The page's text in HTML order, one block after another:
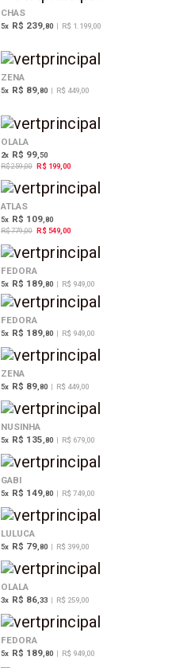
CHAS
5x R$ 239,80 | R$ 1.199,00
ZENA
5x R$ 89,80 | R$ 449,00
OLALA
2x R$ 99,50
R$ 259,00 R$ 199,00
ATLAS
5x R$ 109,80
R$ 779,00 R$ 549,00
FEDORA
5x R$ 189,80 | R$ 949,00
FEDORA
5x R$ 189,80 | R$ 949,00
ZENA
5x R$ 89,80 | R$ 449,00
NUSINHA
5x R$ 135 ,80 | R$ 679,00
GABI
5x R$ 149,80 | R$ 749,00
LULUCA
5x R$ 79,80 | R$ 399,00
OLALA
3x R$ 86,33 | R$ 259,00
FEDORA
5x R$ 189,80 | R$ 949,00